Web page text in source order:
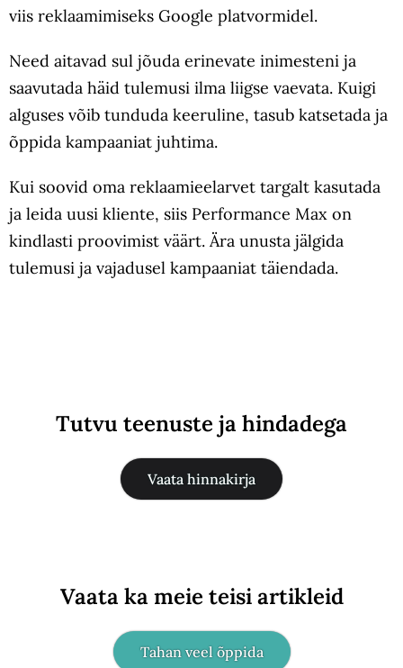
viis reklaamimiseks Google platvormidel.
Need aitavad sul jõuda erinevate inimesteni ja
saavutada häid tulemusi ilma liigse vaevata. Kuigi
alguses võib tunduda keeruline, tasub katsetada ja
õppida kampaaniat juhtima.
Kui soovid oma reklaamieelarvet targalt kasutada
ja leida uusi kliente, siis Performance Max on
kindlasti proovimist väärt. Ära unusta jälgida
tulemusi ja vajadusel kampaaniat täiendada.
Tutvu teenuste ja hindadega
Vaata hinnakirja
Vaata ka meie teisi artikleid
Tahan veel õppida